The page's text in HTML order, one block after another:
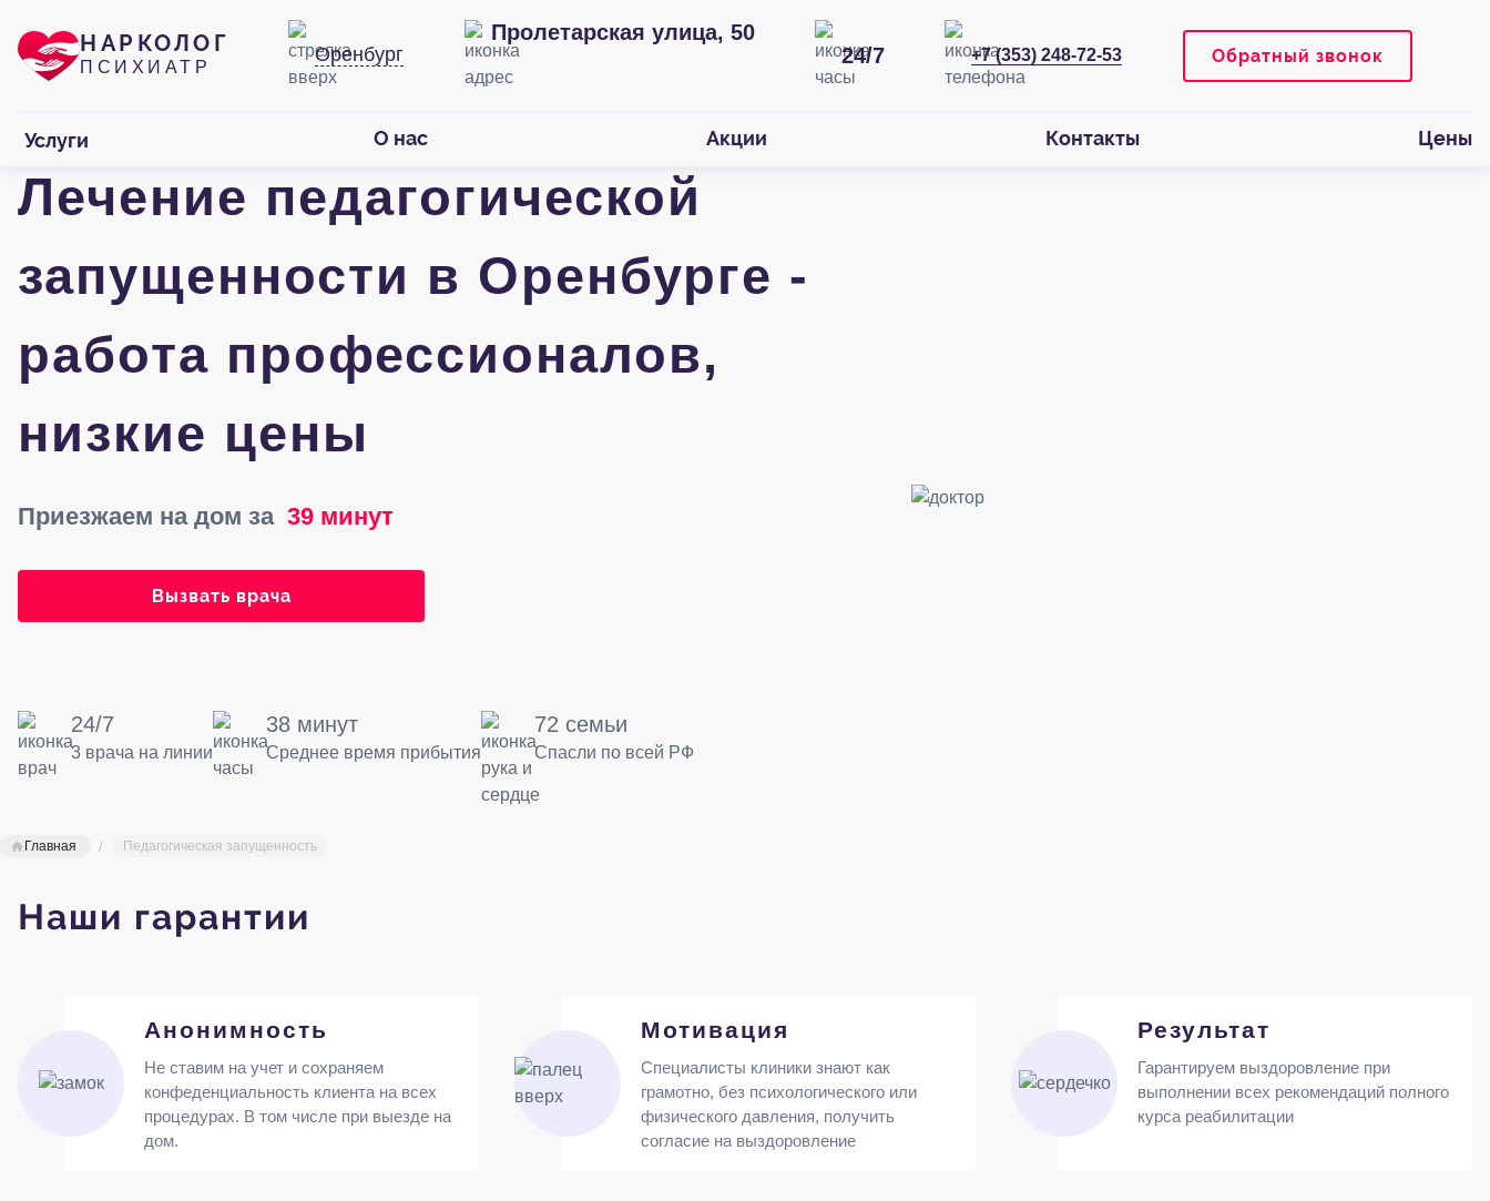
НАРКОЛОГ
ПСИХИАТР
Оренбург
Пролетарская улица, 50
24/7
+7 (353) 248-72-53 Обратный звонок
Услуги О нас Акции Контакты Цены
Лечение педагогической
запущенности в Оренбурге -
работа профессионалов,
низкие цены
Приезжаем на дом за39 минут
Вызвать врача
24/7
3 врача на линии
38 минут
Среднее время прибытия
72 семьи
Спасли по всей РФ
Главная Педагогическая запущенность
Наши гарантии
Анонимность
Не ставим на учет и сохраняем
конфеденциальность клиента на всех
процедурах. В том числе при выезде на
дом.
Мотивация
Специалисты клиники знают как
грамотно, без психологического или
физического давления, получить
согласие на выздоровление
Результат
Гарантируем выздоровление при
выполнении всех рекомендаций полного
курса реабилитации